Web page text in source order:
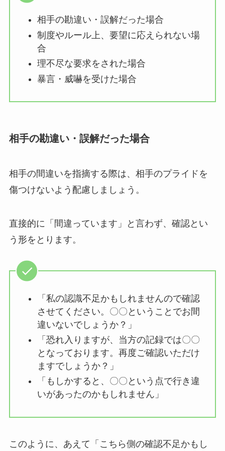
相手の勘違い・誤解だった場合
制度やルール上、要望に応えられない場
合
理不尽な要求をされた場合
暴言・威嚇を受けた場合
相手の勘違い・誤解だった場合
相手の間違いを指摘する際は、相手のプライドを
傷つけないよう配慮しましょう。
直接的に「間違っています」と言わず、確認とい
う形をとります。
「私の認識不足かもしれませんので確認
させてください。〇〇ということでお間
違いないでしょうか？」
「恐れ入りますが、当方の記録では〇〇
となっております。再度ご確認いただけ
ますでしょうか？」
「もしかすると、〇〇という点で行き違
いがあったのかもしれません」
このように、あえて「こちら側の確認不足かもし